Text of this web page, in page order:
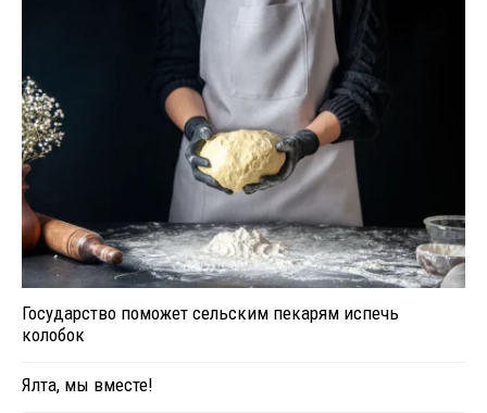
Государство поможет сельским пекарям испечь
колобок
Ялта, мы вместе!